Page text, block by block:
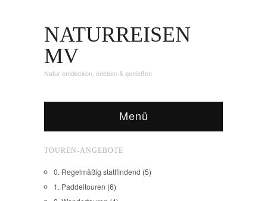
NATURREISEN
MV
Natur entdecken, erleben & genießen
Menü
TOUREN-ANGEBOTE
0. Regelmäßig stattfindend (5)
1. Paddeltouren (6)